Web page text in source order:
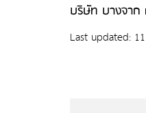
บริษัท บางจาก
Last updated: